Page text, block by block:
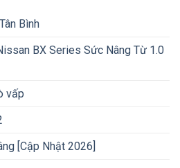
Bình
BX Series Sức Nâng Từ 1.0
vấp
[Cập Nhật 2026]